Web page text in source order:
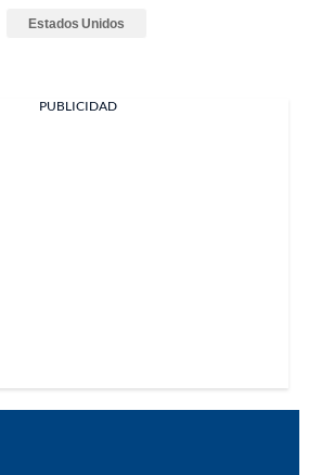
Estados Unidos
PUBLICIDAD